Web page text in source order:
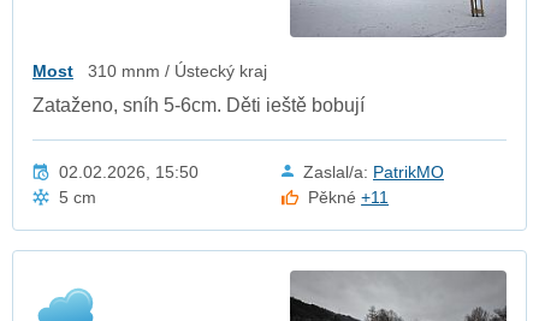
Most 310 mnm / Ústecký kraj
Zataženo, sníh 5-6cm. Děti ieště bobují
02.02.2026, 15:50 Zaslal/a: PatrikMO
5 cm
Pěkné+11